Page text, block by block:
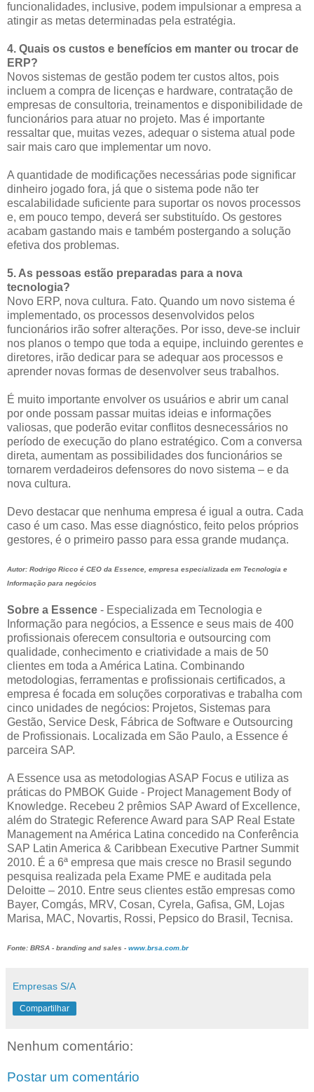
funcionalidades, inclusive, podem impulsionar a empresa a
atingir as metas determinadas pela estratégia.
4. Quais os custos e benefícios em manter ou trocar de
ERP?
Novos sistemas de gestão podem ter custos altos, pois
incluem a compra de licenças e hardware, contratação de
empresas de consultoria, treinamentos e disponibilidade de
funcionários para atuar no projeto. Mas é importante
ressaltar que, muitas vezes, adequar o sistema atual pode
sair mais caro que implementar um novo.
A quantidade de modificações necessárias pode significar
dinheiro jogado fora, já que o sistema pode não ter
escalabilidade suficiente para suportar os novos processos
e, em pouco tempo, deverá ser substituído. Os gestores
acabam gastando mais e também postergando a solução
efetiva dos problemas.
5. As pessoas estão preparadas para a nova
tecnologia?
Novo ERP, nova cultura. Fato. Quando um novo sistema é
implementado, os processos desenvolvidos pelos
funcionários irão sofrer alterações. Por isso, deve-se incluir
nos planos o tempo que toda a equipe, incluindo gerentes e
diretores, irão dedicar para se adequar aos processos e
aprender novas formas de desenvolver seus trabalhos.
É muito importante envolver os usuários e abrir um canal
por onde possam passar muitas ideias e informações
valiosas, que poderão evitar conflitos desnecessários no
período de execução do plano estratégico. Com a conversa
direta, aumentam as possibilidades dos funcionários se
tornarem verdadeiros defensores do novo sistema – e da
nova cultura.
Devo destacar que nenhuma empresa é igual a outra. Cada
caso é um caso. Mas esse diagnóstico, feito pelos próprios
gestores, é o primeiro passo para essa grande mudança.
Autor: Rodrigo Ricco é CEO da Essence, empresa especializada em Tecnologia e
Informação para negócios
Sobre a Essence - Especializada em Tecnologia e
Informação para negócios, a Essence e seus mais de 400
profissionais oferecem consultoria e outsourcing com
qualidade, conhecimento e criatividade a mais de 50
clientes em toda a América Latina. Combinando
metodologias, ferramentas e profissionais certificados, a
empresa é focada em soluções corporativas e trabalha com
cinco unidades de negócios: Projetos, Sistemas para
Gestão, Service Desk, Fábrica de Software e Outsourcing
de Profissionais. Localizada em São Paulo, a Essence é
parceira SAP.
A Essence usa as metodologias ASAP Focus e utiliza as
práticas do PMBOK Guide - Project Management Body of
Knowledge. Recebeu 2 prêmios SAP Award of Excellence,
além do Strategic Reference Award para SAP Real Estate
Management na América Latina concedido na Conferência
SAP Latin America & Caribbean Executive Partner Summit
2010. É a 6ª empresa que mais cresce no Brasil segundo
pesquisa realizada pela Exame PME e auditada pela
Deloitte – 2010. Entre seus clientes estão empresas como
Bayer, Comgás, MRV, Cosan, Cyrela, Gafisa, GM, Lojas
Marisa, MAC, Novartis, Rossi, Pepsico do Brasil, Tecnisa.
Fonte: BRSA - branding and sales - www.brsa.com.br
Empresas S/A
Compartilhar
Nenhum comentário:
Postar um comentário